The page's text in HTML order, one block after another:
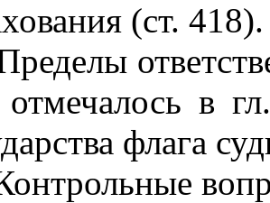
(ст. 418).
в
флага